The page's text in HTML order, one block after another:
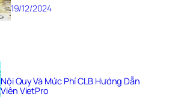
19/12/2024
Nội Quy Và Mức Phí CLB Hướng Dẫn
Viên VietPro